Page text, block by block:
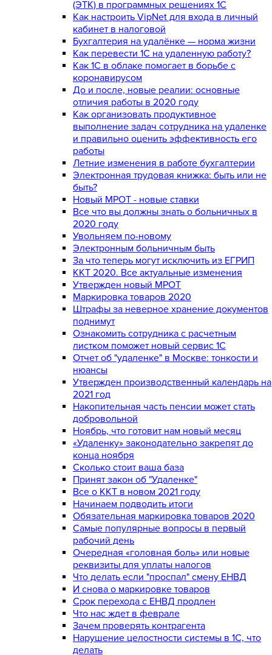
(ЭТК) в программных решениях 1С
Как настроить VipNet для входа в личный
кабинет в налоговой
Бухгалтерия на удалёнке — норма жизни
Как перевести 1С на удаленную работу?
Как 1С в облаке помогает в борьбе с
коронавирусом
До и после, новые реалии: основные
отличия работы в 2020 году
Как организовать продуктивное
выполнение задач сотрудника на удаленке
и правильно оценить эффективность его
работы
Летние изменения в работе бухгалтерии
Электронная трудовая книжка: быть или не
быть?
Новый МРОТ - новые ставки
Все что вы должны знать о больничных в
2020 году
Увольняем по-новому
Электронным больничным быть
За что теперь могут исключить из ЕГРИП
ККТ 2020. Все актуальные изменения
Утвержден новый МРОТ
Маркировка товаров 2020
Штрафы за неверное хранение документов
поднимут
Ознакомить сотрудника с расчетным
листком поможет новый сервис 1С
Отчет об "удаленке" в Москве: тонкости и
нюансы
Утвержден производственный календарь на
2021 год
Накопительная часть пенсии может стать
добровольной
Ноябрь, что готовит нам новый месяц
«Удаленку» законодательно закрепят до
конца ноября
Сколько стоит ваша база
Принят закон об "Удаленке"
Все о ККТ в новом 2021 году
Начинаем подводить итоги
Обязательная маркировка товаров 2020
Самые популярные вопросы в первый
рабочий день
Очередная «головная боль» или новые
реквизиты для уплаты налогов
Что делать если "проспал" смену ЕНВД
И снова о маркировке товаров
Срок перехода с ЕНВД продлен
Что нас ждет в феврале
Зачем проверять контрагента
Нарушение целостности системы в 1С, что
делать